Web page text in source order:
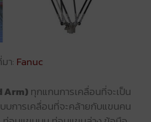
า: Fanuc
Arm)ทุกแกนการเคลื่อนที่จะเป็น
บการเคลื่อนที่จะคล้ายกับแขนคน